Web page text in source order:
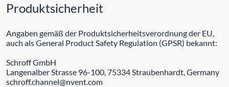
Produktsicherheit
Angaben gemäß der Produktsicherheitsverordnung der EU,
auch als General Product Safety Regulation (GPSR) bekannt:
Schroff GmbH
Langenalber Strasse 96-100, 75334 Straubenhardt, Germany
schroff.channel@nvent.com